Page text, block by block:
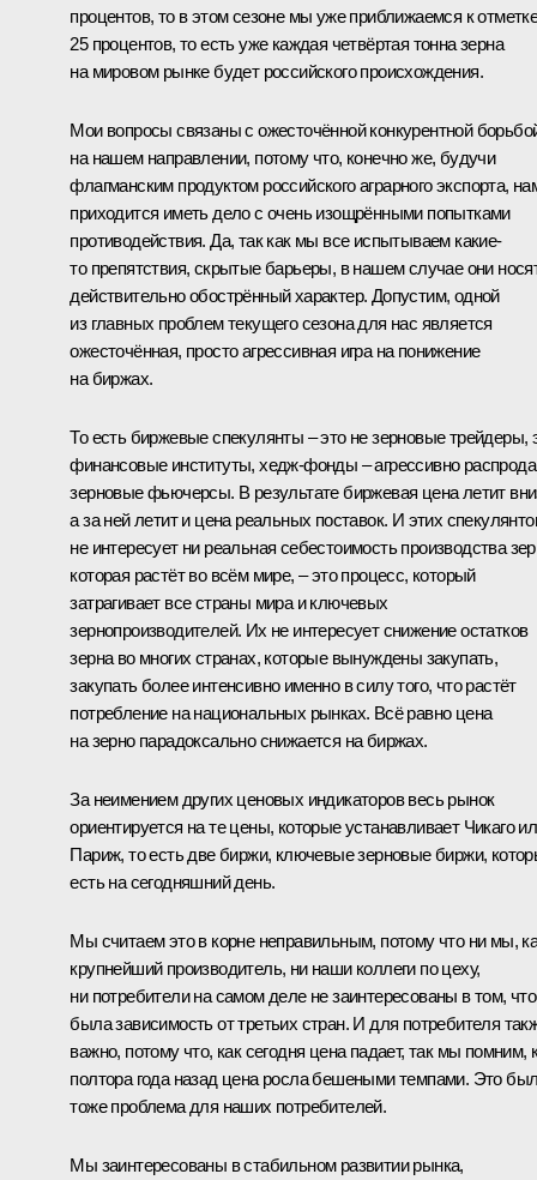
процентов, то в этом сезоне мы уже приближаемся к
25 процентов, то есть уже каждая четвёртая тонна зерна
на мировом рынке будет российского происхождения.
Мои вопросы связаны с ожесточённой конкурентной
на нашем направлении, потому что, конечно же, будучи
флагманским продуктом российского аграрного экспорта,
приходится иметь дело с очень изощрёнными попытками
противодействия. Да, так как мы все испытываем какие-
то препятствия, скрытые барьеры, в нашем случае они
действительно обострённый характер. Допустим, одной
из главных проблем текущего сезона для нас является
ожесточённая, просто агрессивная игра на понижение
на биржах.
То есть биржевые спекулянты – это не зерновые трейдеры,
финансовые институты, хедж-фонды – агрессивно
зерновые фьючерсы. В результате биржевая цена летит
а за ней летит и цена реальных поставок. И этих
не интересует ни реальная себестоимость производства
которая растёт во всём мире, – это процесс, который
затрагивает все страны мира и ключевых
зернопроизводителей. Их не интересует снижение остатков
зерна во многих странах, которые вынуждены закупать,
закупать более интенсивно именно в силу того, что растёт
потребление на национальных рынках. Всё равно цена
на зерно парадоксально снижается на биржах.
За неимением других ценовых индикаторов весь рынок
ориентируется на те цены, которые устанавливает Чикаго
Париж, то есть две биржи, ключевые зерновые биржи,
есть на сегодняшний день.
Мы считаем это в корне неправильным, потому что ни мы,
крупнейший производитель, ни наши коллеги по цеху,
ни потребители на самом деле не заинтересованы в том,
была зависимость от третьих стран. И для потребителя
важно, потому что, как сегодня цена падает, так мы помним,
полтора года назад цена росла бешеными темпами. Это
тоже проблема для наших потребителей.
Мы заинтересованы в стабильном развитии рынка,